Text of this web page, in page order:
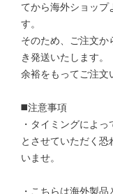
てから海外ショップ
す。
そのため、ご注文か
き発送いたします。
余裕をもってご注文
◼️注意事項
・タイミングによ
とさせていただく恐
いませ。
・こちらは海外製